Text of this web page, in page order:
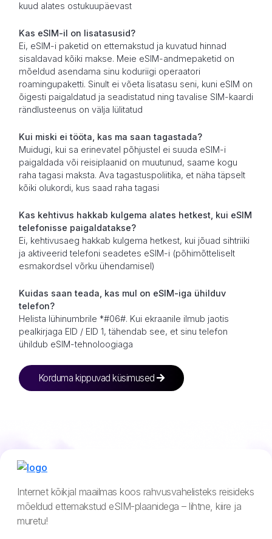
kuud alates ostukuupäevast
Kas eSIM-il on lisatasusid?
Ei, eSIM-i paketid on ettemakstud ja kuvatud hinnad
sisaldavad kõiki makse. Meie eSIM-andmepaketid on
mõeldud asendama sinu koduriigi operaatori
roamingupaketti. Sinult ei võeta lisatasu seni, kuni eSIM on
õigesti paigaldatud ja seadistatud ning tavalise SIM-kaardi
rändlusteenus on välja lülitatud
Kui miski ei tööta, kas ma saan tagastada?
Muidugi, kui sa erinevatel põhjustel ei suuda eSIM-i
paigaldada või reisiplaanid on muutunud, saame kogu
raha tagasi maksta. Ava tagastuspoliitika, et näha täpselt
kõiki olukordi, kus saad raha tagasi
Kas kehtivus hakkab kulgema alates hetkest, kui eSIM
telefonisse paigaldatakse?
Ei, kehtivusaeg hakkab kulgema hetkest, kui jõuad sihtriiki
ja aktiveerid telefoni seadetes eSIM-i (põhimõtteliselt
esmakordsel võrku ühendamisel)
Kuidas saan teada, kas mul on eSIM-iga ühilduv
telefon?
Helista lühinumbrile *#06#. Kui ekraanile ilmub jaotis
pealkirjaga EID / EID 1, tähendab see, et sinu telefon
ühildub eSIM-tehnoloogiaga
Korduma kippuvad küsimused
Internet kõikjal maailmas koos rahvusvahelisteks reisideks
mõeldud ettemakstud eSIM-plaanidega – lihtne, kiire ja
muretu!